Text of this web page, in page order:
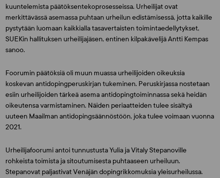
kuuntelemista päätöksentekoprosesseissa. Urheilijat ovat
merkittävässä asemassa puhtaan urheilun edistämisessä, jotta kaikille
pystytään luomaan kaikkialla tasavertaisten toimintaedellytykset,
SUEKin hallituksen urheilijajäsen, entinen kilpakävelijäAntti Kempas
sanoo.
Foorumin päätöksiä oli muun muassa urheilijoiden oikeuksia
koskevan antidopingperuskirjan tukeminen. Peruskirjassa nostetaan
esiin urheilijoiden tärkeä asema antidopingtoiminnassa sekä heidän
oikeutensa varmistaminen. Näiden periaatteiden tulee sisältyä
uuteen Maailman antidopingsäännöstöön, joka tulee voimaan vuonna
2021.
Urheilijafoorumi antoi tunnustustaYulia jaVitaly Stepanoville
rohkeista toimista ja sitoutumisesta puhtaaseen urheiluun.
Stepanovat paljastivat Venäjän dopingrikkomuksia yleisurheilussa.